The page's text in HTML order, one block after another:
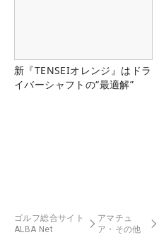
新『TENSEIオレンジ』はドラ
イバーシャフトの“最適解”
ゴルフ総合サイト
ALBA Net
アマチュ
ア・その他